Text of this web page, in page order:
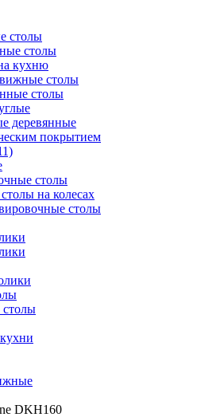
столы
столы
кухню
столы
столы
деревянные
покрытием
столы
на колесах
столы
столы
DKH160